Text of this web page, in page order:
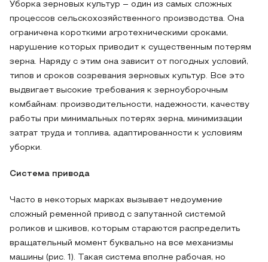
Уборка зерновых культур – один из самых сложных
процессов сельскохозяйственного производства. Она
ограничена короткими агротехническими сроками,
нарушение которых приводит к существенным потерям
зерна. Наряду с этим она зависит от погодных условий,
типов и сроков созревания зерновых культур. Все это
выдвигает высокие требования к зерноуборочным
комбайнам: производительности, надежности, качеству
работы при минимальных потерях зерна, минимизации
затрат труда и топлива, адаптированности к условиям
уборки.
Система привода
Часто в некоторых марках вызывает недоумение
сложный ременной привод с запутанной системой
роликов и шкивов, которым стараются распределить
вращательный момент буквально на все механизмы
машины (рис. 1). Такая система вполне рабочая, но